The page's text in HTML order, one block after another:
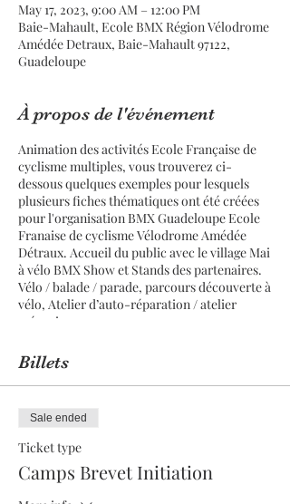
May 17, 2023, 9:00 AM – 12:00 PM
Baie-Mahault, Ecole BMX Région Vélodrome
Amédée Detraux, Baie-Mahault 97122,
Guadeloupe
À propos de l'événement
Animation des activités Ecole Française de
cyclisme multiples, vous trouverez ci-
dessous quelques exemples pour lesquels
plusieurs fiches thématiques ont été créées
pour l'organisation BMX Guadeloupe Ecole
Franaise de cyclisme Vélodrome Amédée
Détraux. Accueil du public avec le village Mai
à vélo BMX Show et Stands des partenaires.
Vélo / balade / parade, parcours découverte à
vélo, Atelier d’auto-réparation / atelier
mécanique.
Promotion Ecole FRanançaise de cyclisme
TEAM29M
Sous réserve de modifications, les horaires
peuvent être adaptés en fonction de la météo.
Accueil du public avec le village BMX Show
et Stands des partenaires.
Billets
Sale ended
Ticket type
Camps Brevet Initiation